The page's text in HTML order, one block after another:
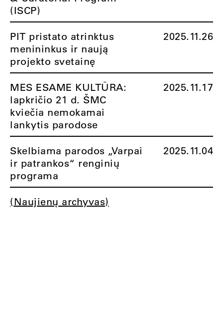
(ISCP)
PIT pristato atrinktus
menininkus ir naują
projekto svetainę
2025.11.26
MES ESAME KULTŪRA:
lapkričio 21 d. ŠMC
kviečia nemokamai
lankytis parodose
2025.11.17
Skelbiama parodos „Varpai
ir patrankos“ renginių
programa
2025.11.04
(Naujienų archyvas)